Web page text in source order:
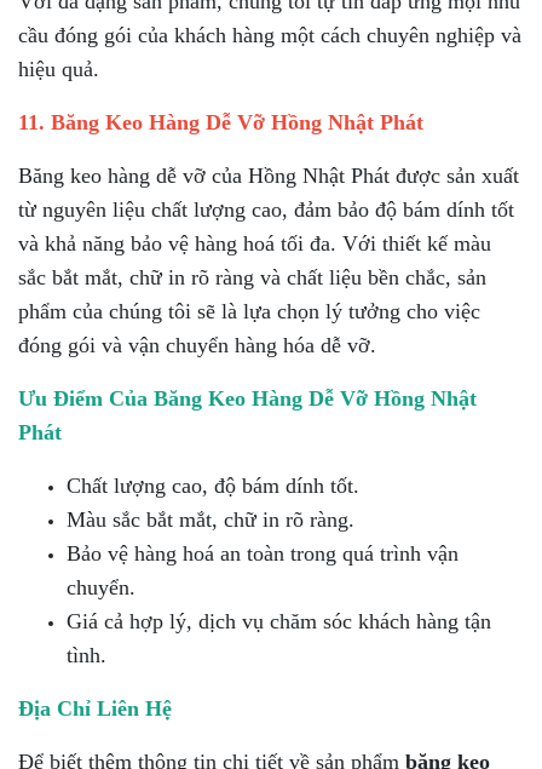
cầu đóng gói của khách hàng một cách chuyên nghiệp và
hiệu quả.
11. Băng Keo Hàng Dễ Vỡ Hồng Nhật Phát
Băng keo hàng dễ vỡ của Hồng Nhật Phát được sản xuất
từ nguyên liệu chất lượng cao, đảm bảo độ bám dính tốt
và khả năng bảo vệ hàng hoá tối đa. Với thiết kế màu
sắc bắt mắt, chữ in rõ ràng và chất liệu bền chắc, sản
phẩm của chúng tôi sẽ là lựa chọn lý tưởng cho việc
đóng gói và vận chuyển hàng hóa dễ vỡ.
Ưu Điểm Của Băng Keo Hàng Dễ Vỡ Hồng Nhật
Phát
Chất lượng cao, độ bám dính tốt.
Màu sắc bắt mắt, chữ in rõ ràng.
Bảo vệ hàng hoá an toàn trong quá trình vận
chuyển.
Giá cả hợp lý, dịch vụ chăm sóc khách hàng tận
tình.
Địa Chỉ Liên Hệ
Để biết thêm thông tin chi tiết về sản phẩm băng keo